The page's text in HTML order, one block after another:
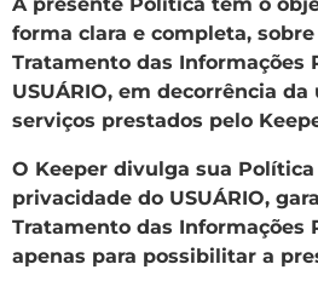
forma clara e completa,
Tratamento das Informações
USUÁRIO, em decorrência
serviços prestados pelo
O Keeper divulga sua
privacidade do USUÁRIO,
Tratamento das Informações
apenas para possibilitar a